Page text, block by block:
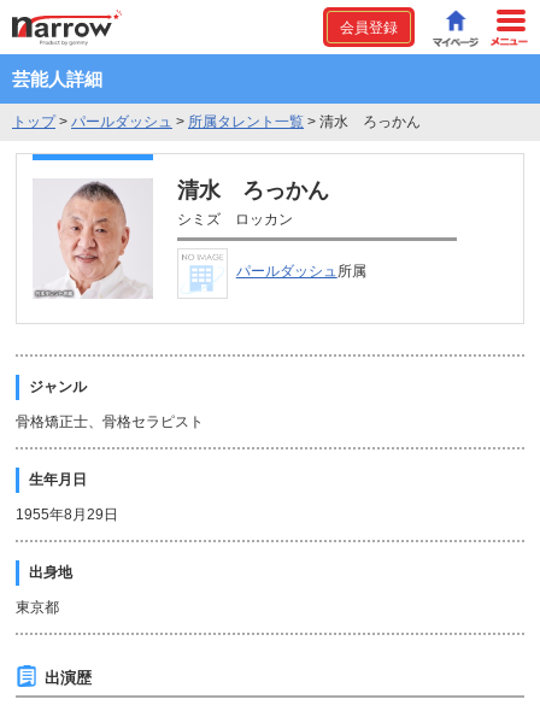
会員登録
芸能人詳細
トップ> パールダッシュ > 所属タレント一覧 > 清水 ろっかん
清水 ろっかん
シミズ ロッカン
パールダッシュ所属
ジャンル
骨格矯正士、骨格セラピスト
生年月日
1955年8月29日
出身地
東京都
出演歴